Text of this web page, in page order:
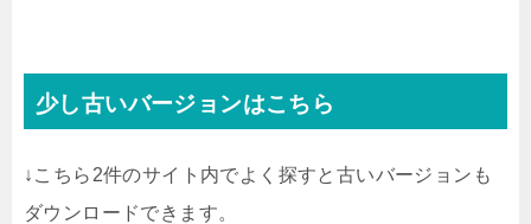
少し古いバージョンはこちら
↓こちら2件のサイト内でよく探すと古いバージョンも
ダウンロードできます。